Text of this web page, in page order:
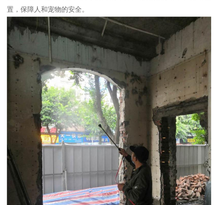
置，保障人和宠物的安全。